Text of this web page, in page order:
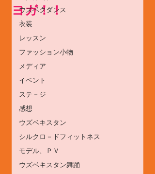
ウズベクダンス
衣装
レッスン
ファッション小物
メディア
イベント
ステ－ジ
感想
ウズベキスタン
シルクロ－ドフィットネス
モデル、ＰＶ
ウズベキスタン舞踊
ヨガ！！